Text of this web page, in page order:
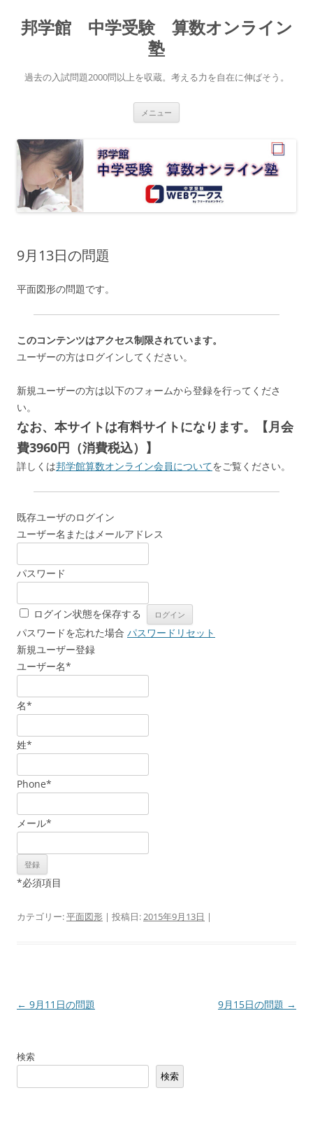
テ
ン
キ
ッ
邦学館 中学受験 算数オンライン
塾
過去の入試問題2000問以上を収蔵。考える力を自在に伸ばそう。
メニュー
9月13日の問題
平面図形の問題です。
このコンテンツはアクセス制限されています。
ユーザーの方はログインしてください。
新規ユーザーの方は以下のフォームから登録を行ってくださ
い。
なお、本サイトは有料サイトになります。【月会
費3960円（消費税込）】
詳しくは邦学館算数オンライン会員についてをご覧ください。
既存ユーザのログイン
ユーザー名またはメールアドレス
パスワード
ログイン状態を保存する
パスワードを忘れた場合 パスワードリセット
新規ユーザー登録
ユーザー名*
名*
姓*
Phone*
メール*
*必須項目
カテゴリー:平面図形 | 投稿日:2015年9月13日 |
投
ビ
← 9月11日の問題 9月15日の問題 →
検索
検索